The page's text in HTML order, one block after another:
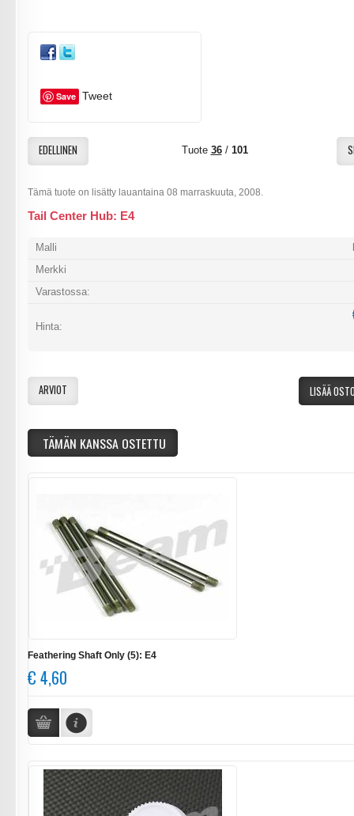
Save Tweet
EDELLINEN Tuote 36/ 101
Tämä tuote on lisätty lauantaina 08 marraskuuta, 2008.
Tail Center Hub: E4
Malli
Merkki
Varastossa:
Hinta:
LISÄÄ
ARVIOT
TÄMÄN KANSSA OSTETTU
Feathering Shaft Only (5): E4
€ 4,60